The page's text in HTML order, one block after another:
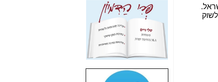
"יש אפליה בחקירה"?
חשיפה: למה השר
משה כחלון לא נחקר
עד היום? -
כאן
חשיפת חשד לשחיתות
הדומה לזו של "תיק
הסלולר -